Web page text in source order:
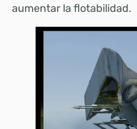
aumentar la flotabilidad.